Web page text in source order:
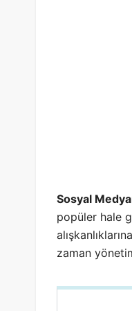
Sosyal
popüler hale
zaman